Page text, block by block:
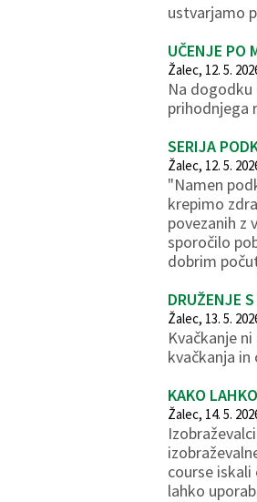
ustvarjamo
UČENJE PO
Žalec, 12. 5.
Na
prihodnjega
SERIJA
Žalec, 12. 5.
"Namen
krepimo
povezanih z
sporočilo
dobrim
DRUŽENJE
Žalec, 13. 5.
Kvačkanje
kvačkanja
KAKO
Žalec, 14. 5.
course
lahko